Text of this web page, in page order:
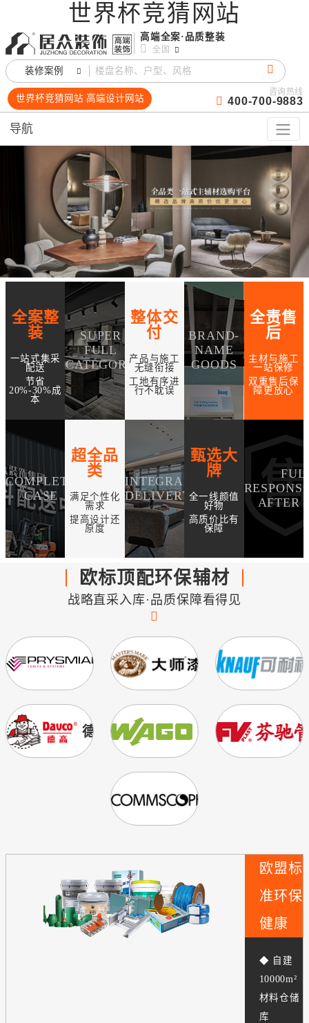
世界杯竞猜网站
高端全案·品质整装
全国
装修案例
世界杯竞猜网站 高端设计网站
咨询热线
400-700-9883
导航
全案整
装
一站式集采
配送
节省
20%-30%成
本
SUPER
FULL
CATEGORY
整体交
付
产品与施工
无缝衔接
工地有序进
行不耽误
BRAND-
NAME
GOODS
全责售
后
主材与施工
一站保修
双重售后保
障更放心
COMPLETE
CASE
超全品
类
满足个性化
需求
提高设计还
原度
INTEGRAL
DELIVERY
甄选大
牌
全一线颜值
好物
高质价比有
保障
AFTER
欧标顶配环保辅材
战略直采入库·品质保障看得见
普睿司曼 美国大师漆
德高 德国WAGO
欧盟标
准环保
健康
◆ 自建
10000m²
材料仓储
库